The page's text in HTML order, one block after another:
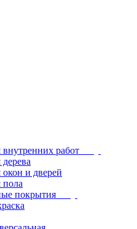
внутренних работ
окон и дверей
пола
покрытия